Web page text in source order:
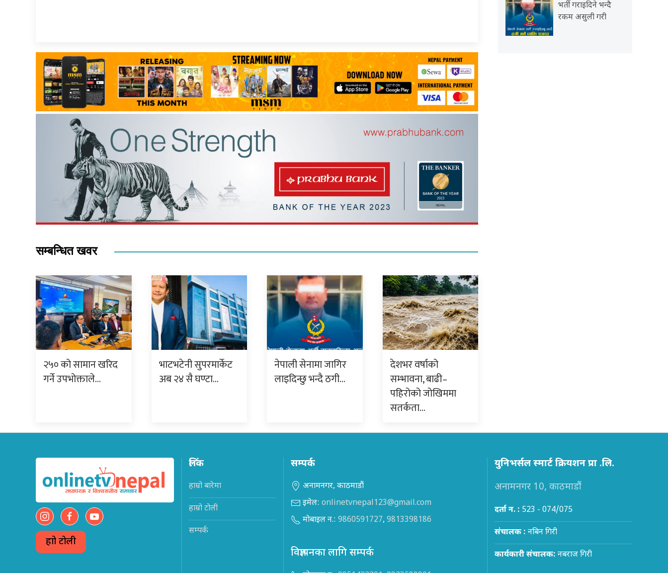
सम्बन्धित खवर
२५० को सामान खरिद
गर्ने उपभोक्ताले…
भाटभटेनी सुपरमार्केट
अब २४ सै घण्टा…
नेपाली सेनामा जागिर
लाइदिन्छु भन्दै ठगी…
देशभर वर्षाको
सम्भावना, बाढी–
पहिरोको जोखिममा
सतर्कता…
भर्ती गराइदिने भन्दै
रकम असुली गरी
हाम्रो टोली
लिंक
हाम्रो बारेमा
हाम्रो टोली
सम्पर्क
सम्पर्क
अनामनगर, काठमाडौं
इमेल: onlinetvnepal123@gmail.com
मोबाइल न.: 9860591727, 9813398186
विज्ञापनका लागि सम्पर्क
युनिभर्सल स्मार्ट क्रियशन प्रा .लि.
अनामनगर 10, काठमाडौं
दर्ता न. : 523 - 074/075
संचालक : नबिन गिरी
कार्यकारी संचालक: नबराज गिरी